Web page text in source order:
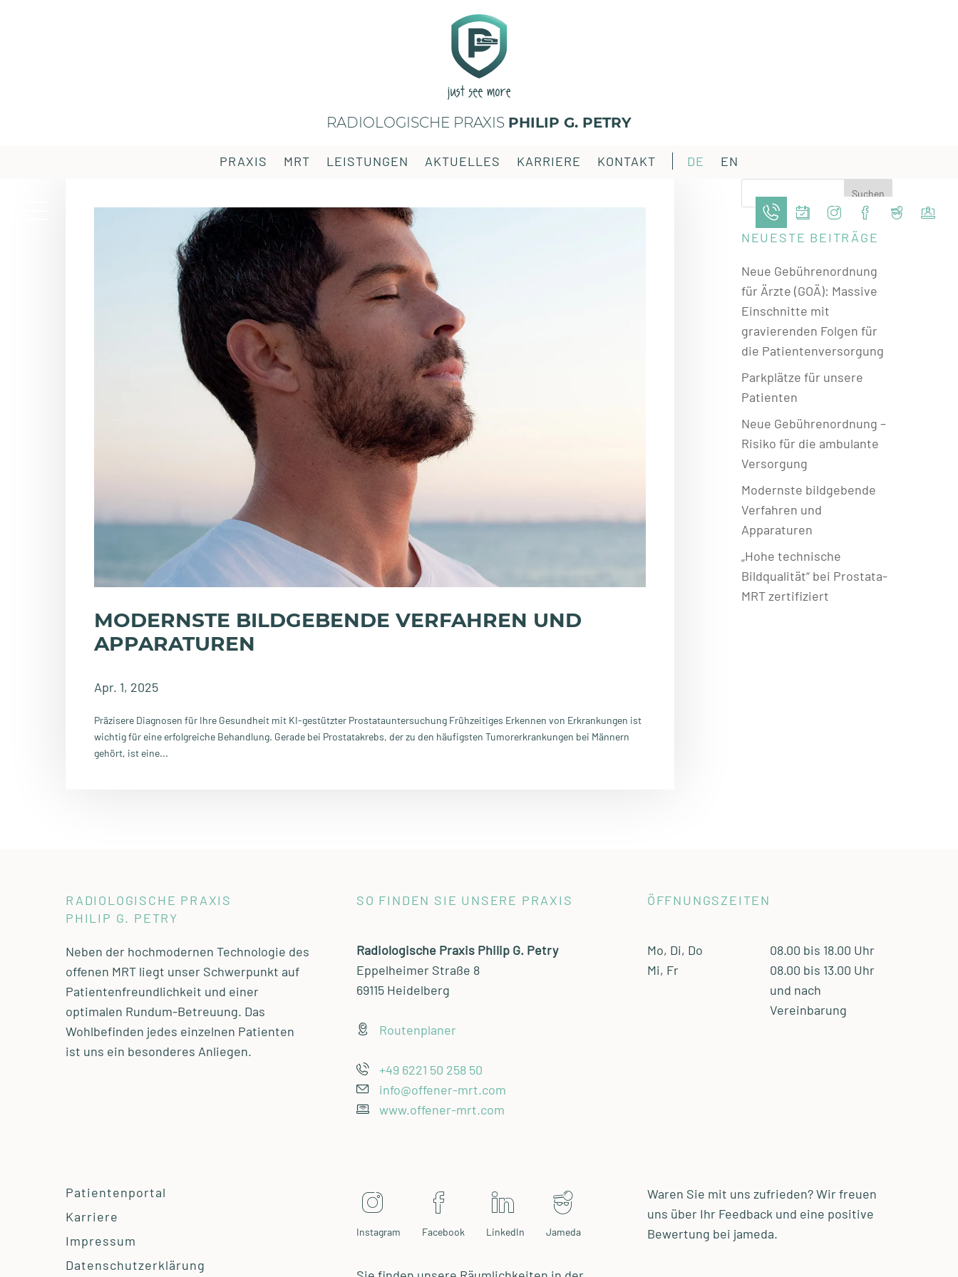
RADIOLOGISCHE PRAXIS PHILIP G. PETRY
PRAXIS MRT LEISTUNGEN AKTUELLES KARRIERE KONTAKT DE EN
MODERNSTE BILDGEBENDE VERFAHREN UND
APPARATUREN
Apr. 1, 2025
Präzisere Diagnosen für Ihre Gesundheit mit KI-gestützter Prostatauntersuchung Frühzeitiges Erkennen von Erkrankungen ist
wichtig für eine erfolgreiche Behandlung. Gerade bei Prostatakrebs, der zu den häufigsten Tumorerkrankungen bei Männern
gehört, ist eine...
NEUESTE BEITRÄGE
Neue Gebührenordnung
für Ärzte (GOÄ): Massive
Einschnitte mit
gravierenden Folgen für
die Patientenversorgung
Parkplätze für unsere
Patienten
Neue Gebührenordnung –
Risiko für die ambulante
Versorgung
Modernste bildgebende
Verfahren und
Apparaturen
„Hohe technische
Bildqualität“ bei Prostata-
MRT zertifiziert
RADIOLOGISCHE PRAXIS
PHILIP G. PETRY
Neben der hochmodernen Technologie des
offenen MRT liegt unser Schwerpunkt auf
Patientenfreundlichkeit und einer
optimalen Rundum-Betreuung. Das
Wohlbefinden jedes einzelnen Patienten
ist uns ein besonderes Anliegen.
SO FINDEN SIE UNSERE PRAXIS
Radiologische Praxis Philip G. Petry
Eppelheimer Straße 8
69115 Heidelberg
Routenplaner
+49 6221 50 258 50
info@offener-mrt.com
www.offener-mrt.com
ÖFFNUNGSZEITEN
Mo, Di, Do
08.00 bis 18.00 Uhr
Mi, Fr
08.00 bis 13.00 Uhr
und nach
Vereinbarung
Patientenportal
Karriere
Impressum
Datenschutzerklärung
Instagram Facebook LinkedIn Jameda
Waren Sie mit uns zufrieden? Wir freuen
uns über Ihr Feedback und eine positive
Bewertung bei jameda.